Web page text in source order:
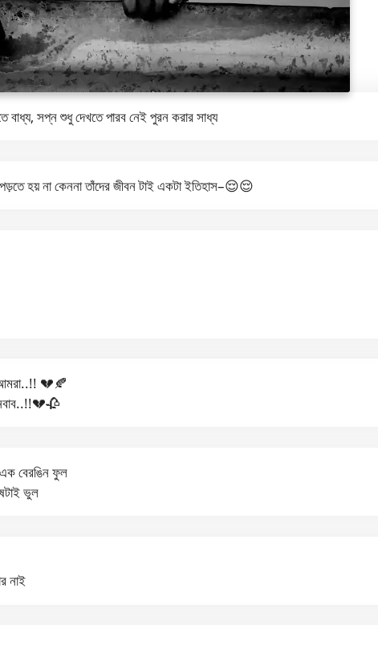
বাধ্য, সপ্ন শুধু দেখতে পারব নেই পুরন করার সাধ্য
হয় না কেননা তাঁদের জীবন টাই একটা ইতিহাস–😌😌
💔🍂
নবাব..!!💔🥀
বেরঙিন ফুল
ভুল
নাই